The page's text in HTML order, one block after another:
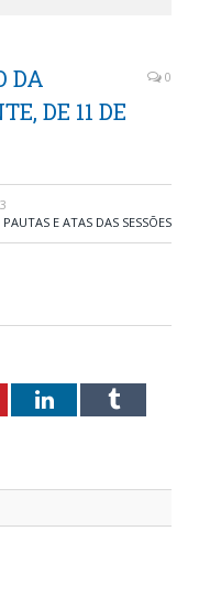
DA
DE 11 DE
0
PAUTAS E ATAS DAS SESSÕES
LinkedInTumblr